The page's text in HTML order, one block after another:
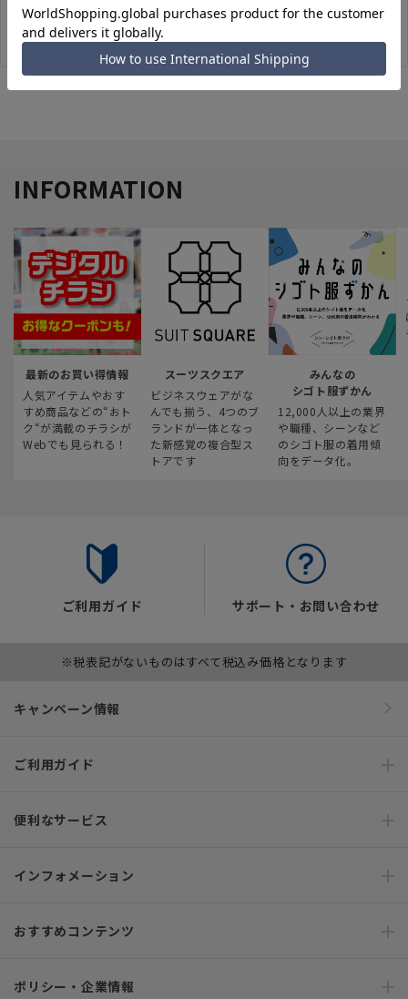
INFORMATION
最新のお買い得情報
人気アイテムやおす
すめ商品などの“おト
ク“が満載のチラシが
Webでも見られる！
スーツスクエア
ビジネスウェアがな
んでも揃う、4つのブ
ランドが一体となっ
た新感覚の複合型ス
トアです
みんなの
シゴト服ずかん
12,000人以上の業界
や職種、シーンなど
のシゴト服の着用傾
向をデータ化。
ご利用ガイド サポート・お問い合わせ
※税表記がないものはすべて税込み価格となります
キャンペーン情報
ご利用ガイド
便利なサービス
インフォメーション
おすすめコンテンツ
ポリシー・企業情報